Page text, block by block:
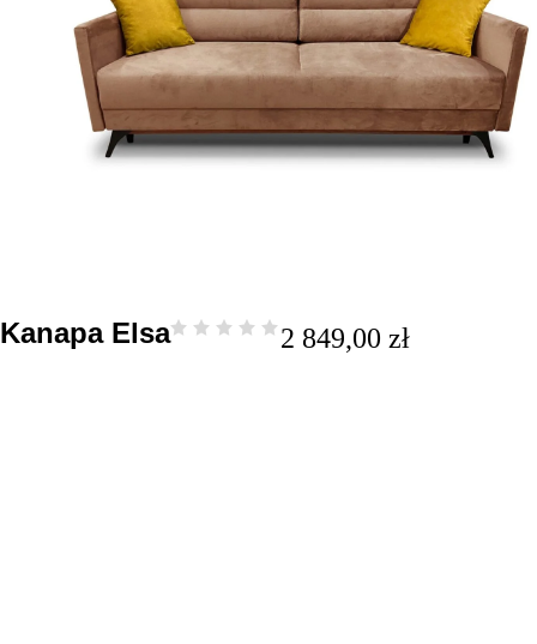
Kanapa Elsa 2 849,00 zł